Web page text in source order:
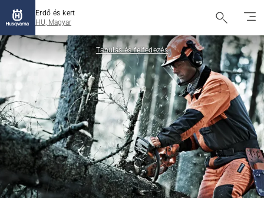
Erdő és kert
HU, Magyar
Tanulás és felfedezés